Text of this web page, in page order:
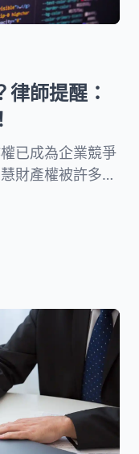
師提醒：
已成為企業競爭
財產權被許多人
將分享營業秘密